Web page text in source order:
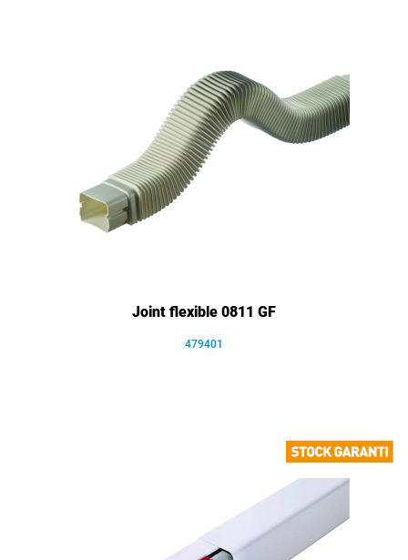
Joint flexible 0811 GF
479401